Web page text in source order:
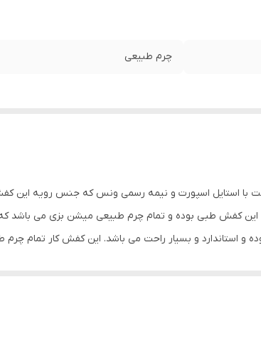
چرم طبیعی
با استایل اسپورت و نیمه رسمی ونس که جنس رویه این
استاندارد و بسیار راحت می باشد. این کفش کار تمام چرم